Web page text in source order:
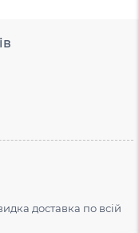
доставка по всій